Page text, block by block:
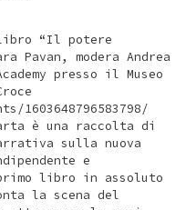
libro “Il potere
Pavan, modera Andrea
presso il Museo
1603648796583798/
è una raccolta di
sulla nuova
e
libro in assoluto
la scena del